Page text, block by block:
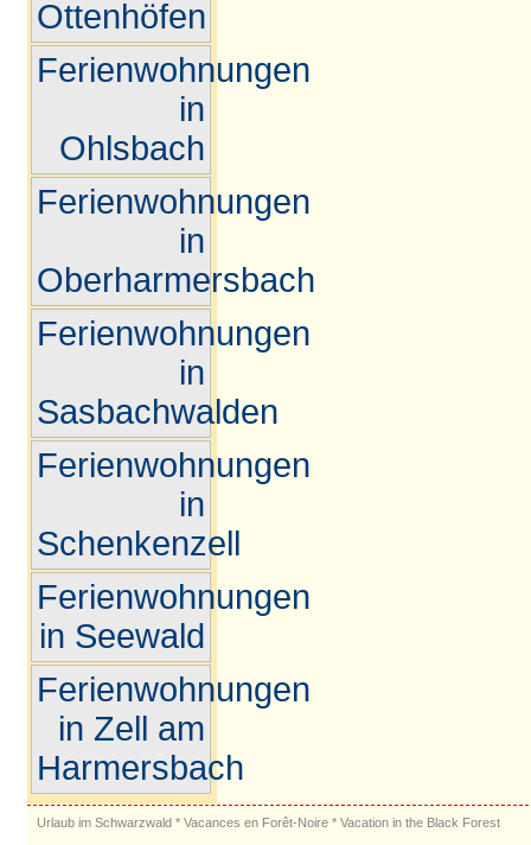
Ottenhöfen
Ferienwohnungen
in
Ohlsbach
Ferienwohnungen
in
Oberharmersbach
Ferienwohnungen
in
Sasbachwalden
Ferienwohnungen
in
Schenkenzell
Ferienwohnungen
in Seewald
Ferienwohnungen
in Zell am
Harmersbach
Urlaub im Schwarzwald * Vacances en Forêt-Noire * Vacation in the Black Forest